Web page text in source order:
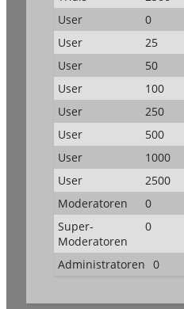
User
0
User
25
User
50
User
100
User
250
User
500
User
1000
User
2500
Moderatoren
0
Super-
Moderatoren
0
Administratoren 0